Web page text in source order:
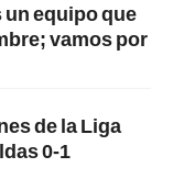
equipo que
vamos por
de la Liga
0-1